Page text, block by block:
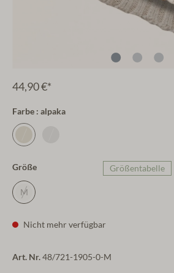
44,90 €*
Farbe : alpaka
Größe Größentabelle
M
Nicht mehr verfügbar
Art. Nr.48/721-1905-0-M